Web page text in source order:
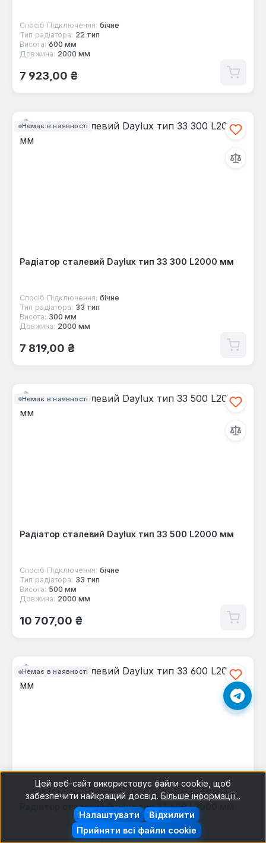
Спосіб Підключення: бічне
Тип радіатора: 22 тип
Висота: 600 мм
Довжина: 2000 мм
Звичайна ціна:
7 923,00 ₴
Немає в наявності
Радіатор сталевий Daylux тип 33 300 L2000 мм
Спосіб Підключення: бічне
Тип радіатора: 33 тип
Висота: 300 мм
Довжина: 2000 мм
Звичайна ціна:
7 819,00 ₴
Немає в наявності
Радіатор сталевий Daylux тип 33 500 L2000 мм
Спосіб Підключення: бічне
Тип радіатора: 33 тип
Висота: 500 мм
Довжина: 2000 мм
Звичайна ціна:
10 707,00 ₴
Немає в наявності
Радіатор сталевий Daylux тип 33 600 L2000 мм
Цей веб-сайт використовує файли cookie, щоб
забезпечити найкращий досвід. Більше інформації...
Відхилити
Налаштувати
Прийняти всі файли cookie